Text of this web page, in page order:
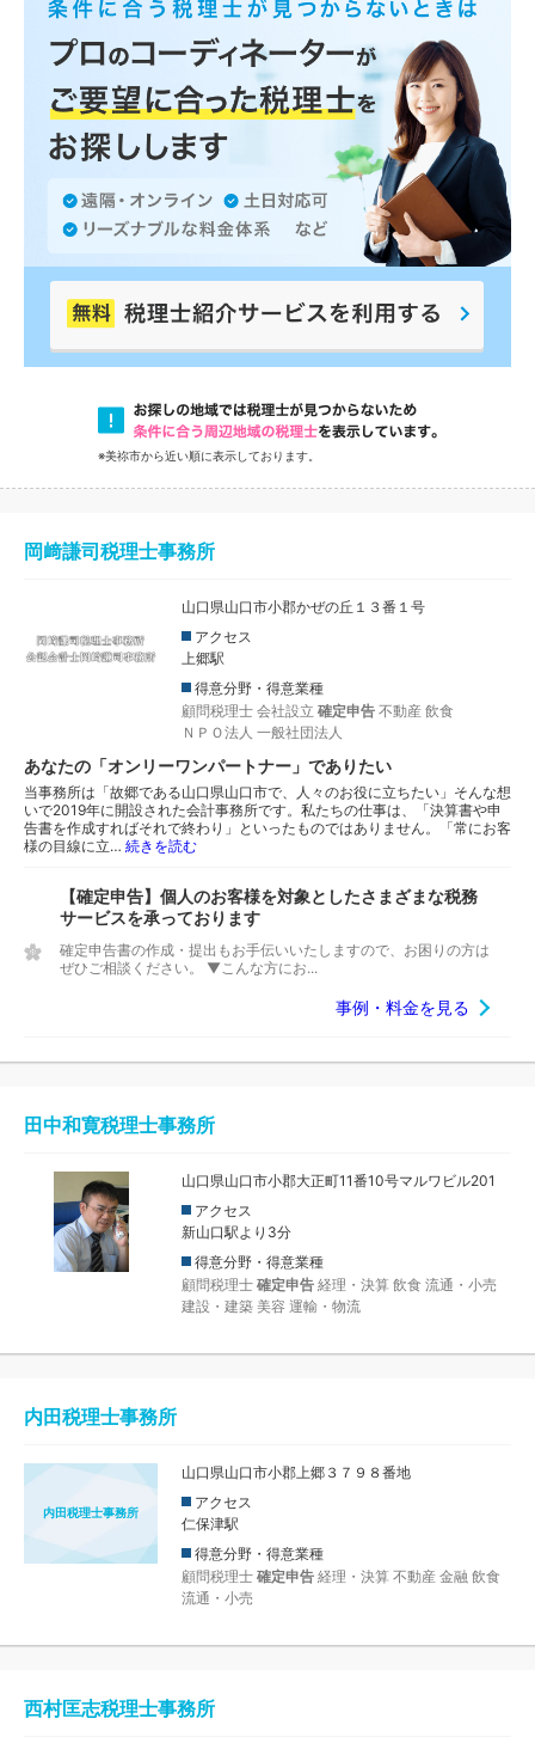
※美祢市から近い順に表示しております。
岡﨑謙司税理士事務所
山口県山口市小郡かぜの丘１３番１号
アクセス
上郷駅
得意分野・得意業種
顧問税理士 会社設立 確定申告 不動産 飲食
ＮＰＯ法人 一般社団法人
あなたの「オンリーワンパートナー」でありたい
当事務所は「故郷である山口県山口市で、人々のお役に立ちたい」そんな想
いで2019年に開設された会計事務所です。私たちの仕事は、「決算書や申
告書を作成すればそれで終わり」といったものではありません。「常にお客
様の目線に立… 続きを読む
【確定申告】個人のお客様を対象としたさまざまな税務
サービスを承っております
確定申告書の作成・提出もお手伝いいたしますので、お困りの方は
ぜひご相談ください。 ▼こんな方にお...
事例・料金を見る
田中和寛税理士事務所
山口県山口市小郡大正町11番10号マルワビル201
アクセス
新山口駅より3分
得意分野・得意業種
顧問税理士 確定申告 経理・決算 飲食 流通・小売
建設・建築 美容 運輸・物流
内田税理士事務所
内田税理士事務所
山口県山口市小郡上郷３７９８番地
アクセス
仁保津駅
得意分野・得意業種
顧問税理士 確定申告 経理・決算 不動産 金融 飲食
流通・小売
西村匡志税理士事務所